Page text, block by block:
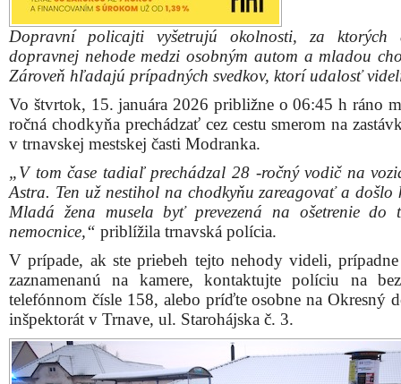
Dopravní policajti vyšetrujú okolnosti, za ktorých
dopravnej nehode medzi osobným autom a mladou
Zároveň hľadajú prípadných svedkov, ktorí udalosť
Vo štvrtok, 15. januára 2026 približne o 06:45 h ráno
ročná chodkyňa prechádzať cez cestu smerom na
v trnavskej mestskej časti Modranka.
„V tom čase tadiaľ prechádzal 28 -ročný vodič na
Astra. Ten už nestihol na chodkyňu zareagovať a došlo
Mladá žena musela byť prevezená na ošetrenie do
nemocnice,“ priblížila trnavská polícia.
V prípade, ak ste priebeh tejto nehody videli,
zaznamenanú na kamere, kontaktujte políciu na
telefónnom čísle 158, alebo príďte osobne na Okresný
inšpektorát v Trnave, ul. Starohájska č. 3.